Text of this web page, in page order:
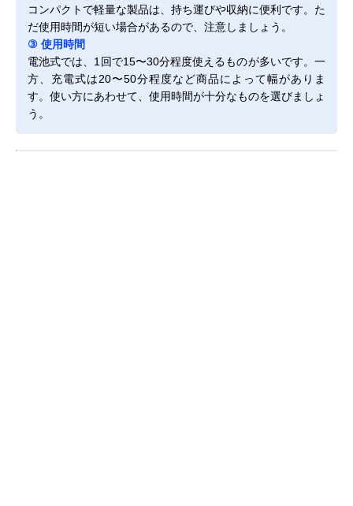
コンパクトで軽量な製品は、持ち運びや収納に便利です。た
だ使用時間が短い場合があるので、注意しましょう。
③ 使用時間
電池式では、1回で15〜30分程度使えるものが多いです。一
方、充電式は20〜50分程度など商品によって幅がありま
す。使い方にあわせて、使用時間が十分なものを選びましょ
う。